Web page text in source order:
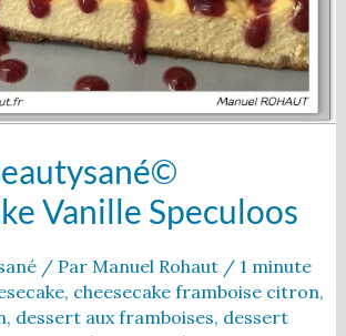
Vanille Speculoos
/ Par Manuel Rohaut / 1 minute
, cheesecake framboise citron,
, dessert aux framboises, dessert